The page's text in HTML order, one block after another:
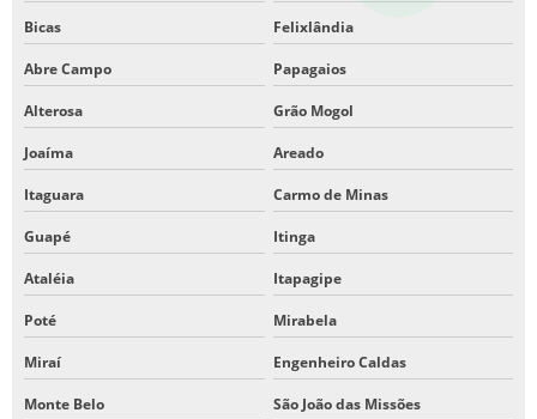
Bicas Felixlândia
Abre Campo Papagaios
Alterosa Grão Mogol
Joaíma Areado
Itaguara Carmo de Minas
Guapé Itinga
Ataléia Itapagipe
Poté Mirabela
Miraí Engenheiro Caldas
Monte Belo São João das Missões